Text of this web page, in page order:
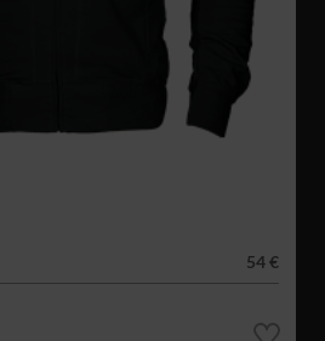
54 €